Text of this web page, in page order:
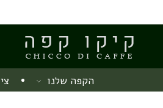
הקפה שלנו